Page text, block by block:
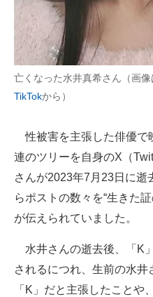
亡くなった水井真希さん（画像
TikTokから）
性被害を主張した俳優で
連のツリーを自身のX（
さんが2023年7月23日に逝
らポストの数々を“生きた
が伝えられていました。
水井さんの逝去後、「K
されるにつれ、生前の水
「K」だと主張したことや